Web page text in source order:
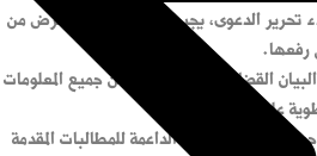
تحرير الدعوى، يجب تحديد بوضوح الغرض من
رفعها.
القضائي ويجب أن يتضمن جميع المعلومات
عليها.
الأدلة والوثائق الداعمة للمطالبات المقدمة